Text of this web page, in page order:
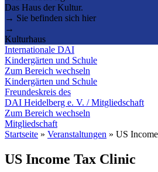
Das Haus der Kultur.
→ Sie befinden sich hier
→
Kulturhaus
Internationale DAI
Kindergärten und Schule
Zum Bereich wechseln
Kindergärten und Schule
Freundeskreis des
DAI Heidelberg e. V. / Mitgliedschaft
Zum Bereich wechseln
Mitgliedschaft
Startseite » Veranstaltungen » US
US Income Tax Clinic